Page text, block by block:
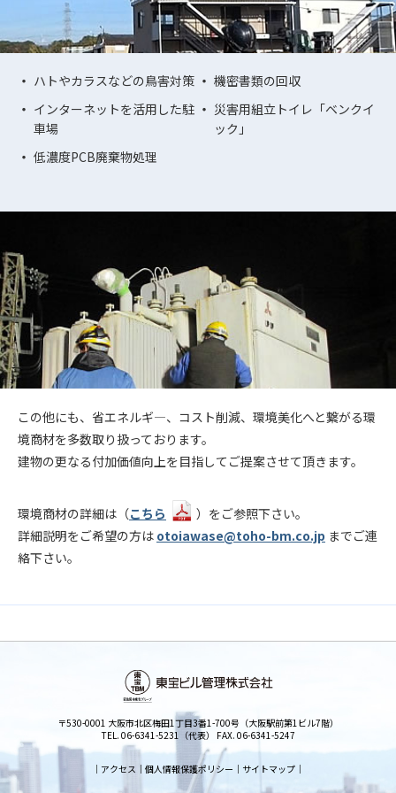
ハトやカラスなどの鳥害対策
機密書類の回収
インターネットを活用した駐
車場
災害用組立トイレ「ベンクイ
ック」
低濃度PCB廃棄物処理
この他にも、省エネルギ―、コスト削減、環境美化へと繋がる環
境商材を多数取り扱っております。
建物の更なる付加価値向上を目指してご提案させて頂きます。
環境商材の詳細は（こちら
）をご参照下さい。
詳細説明をご希望の方は otoiawase@toho-bm.co.jp までご連
絡下さい。
〒530-0001 大阪市北区梅田1丁目3番1-700号（大阪駅前第1ビル7階）
TEL. 06-6341-5231（代表） FAX. 06-6341-5247
｜ アクセス ｜ 個人情報保護ポリシー ｜ サイトマップ ｜